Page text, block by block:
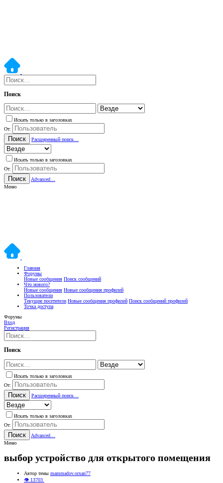
Поиск
Искать только в заголовках
От:
Поиск Расширенный поиск…
Искать только в заголовках
От:
Поиск
Advanced…
Меню
Главная
Форумы
Новые сообщения Поиск сообщений
Что нового?
Новые сообщения Новые сообщения профилей
Пользователи
Текущие посетители Новые сообщения профилей Поиск сообщений профилей
Точка доступа
Форумы
Вход
Регистрация
Поиск
Искать только в заголовках
От:
Поиск Расширенный поиск…
Искать только в заголовках
От:
Поиск
Advanced…
Меню
выбор устройство для открытого помещения
Автор темы mammadov.orxan77
👁 13703